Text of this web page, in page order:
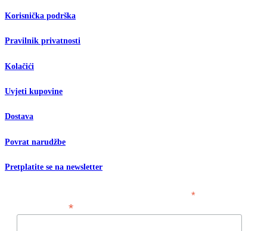
Korisnička podrška
Pravilnik privatnosti
Kolačići
Uvjeti kupovine
Dostava
Povrat narudžbe
Pretplatite se na newsletter
*
*